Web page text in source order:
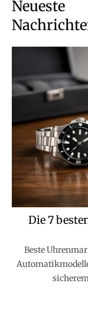
Neueste
Die 7
Beste